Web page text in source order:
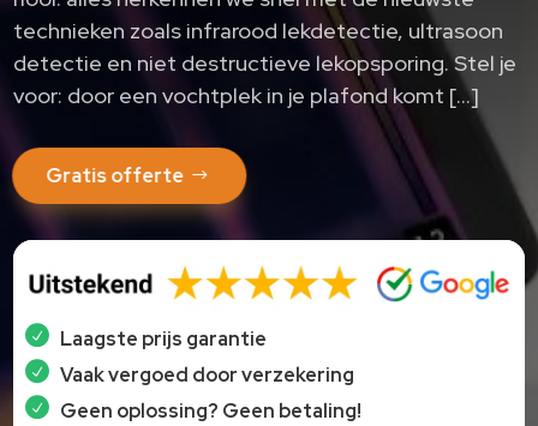
technieken zoals infrarood lekdetectie, ultrasoon
detectie en niet destructieve lekopsporing.​ Stel je
voor: door een vochtplek in je plafond komt […]
Gratis offerte
Laagste prijs garantie
Vaak vergoed door verzekering
Geen oplossing? Geen betaling!